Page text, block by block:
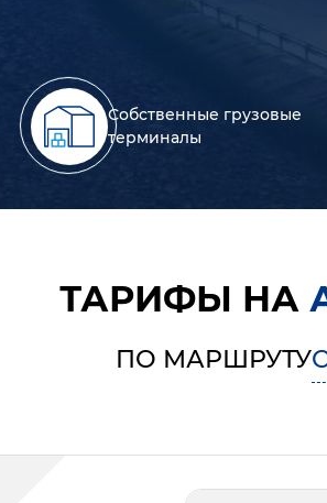
Собственные грузовые
терминалы
ТАРИФЫ НА
ПО МАРШРУТУ